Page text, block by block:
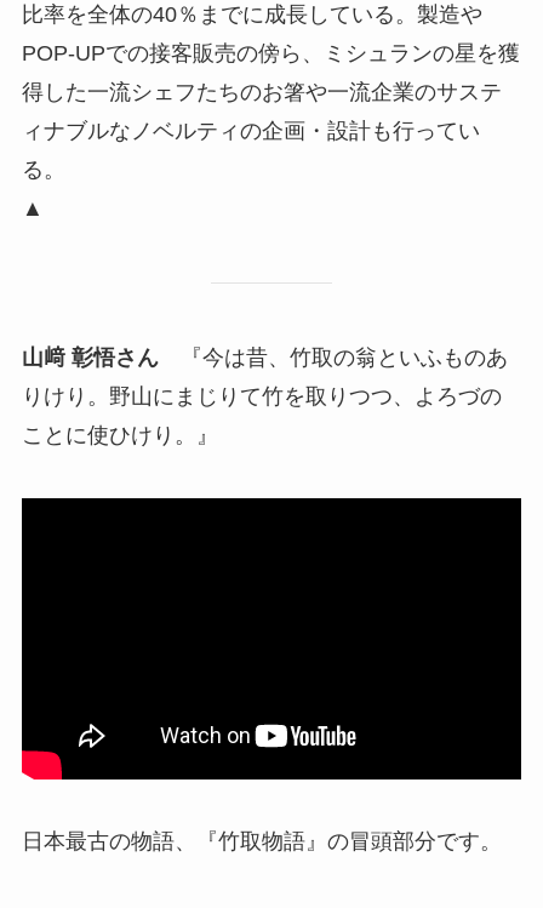
比率を全体の40％までに成長している。製造や
POP-UPでの接客販売の傍ら、ミシュランの星を獲
得した一流シェフたちのお箸や一流企業のサステ
ィナブルなノベルティの企画・設計も行ってい
る。
▲
山﨑 彰悟さん『今は昔、竹取の翁といふものあ
りけり。野山にまじりて竹を取りつつ、よろづの
ことに使ひけり。』
日本最古の物語、『竹取物語』の冒頭部分です。